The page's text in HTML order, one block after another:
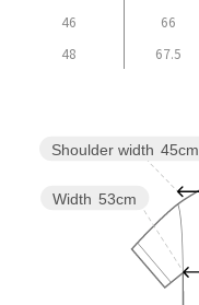
46
66
48
67.5
Width 53cm
Shoulder width 45cm